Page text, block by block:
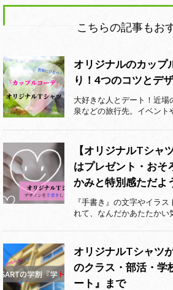
こちらの記事もお
オリジナルのカップ
り！4つのコツとデ
大好きな人とデート！近
泉などの旅行先。イベント
【オリジナルTシャ
はプレゼント・おそ
かみと特別感ただよ
『手書き』の文字やイラ
れて、なんだかあたたかい
オリジナルTシャツ
のクラス・部活・学
ート』まで